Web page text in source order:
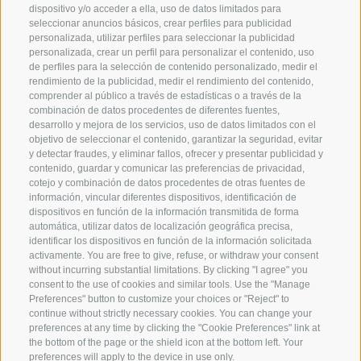
dispositivo y/o acceder a ella, uso de datos limitados para
seleccionar anuncios básicos, crear perfiles para publicidad
personalizada, utilizar perfiles para seleccionar la publicidad
personalizada, crear un perfil para personalizar el contenido, uso
de perfiles para la selección de contenido personalizado, medir el
rendimiento de la publicidad, medir el rendimiento del contenido,
comprender al público a través de estadísticas o a través de la
combinación de datos procedentes de diferentes fuentes,
desarrollo y mejora de los servicios, uso de datos limitados con el
objetivo de seleccionar el contenido, garantizar la seguridad, evitar
y detectar fraudes, y eliminar fallos, ofrecer y presentar publicidad y
contenido, guardar y comunicar las preferencias de privacidad,
cotejo y combinación de datos procedentes de otras fuentes de
información, vincular diferentes dispositivos, identificación de
dispositivos en función de la información transmitida de forma
automática, utilizar datos de localización geográfica precisa,
identificar los dispositivos en función de la información solicitada
activamente. You are free to give, refuse, or withdraw your consent
without incurring substantial limitations. By clicking "I agree" you
consent to the use of cookies and similar tools. Use the "Manage
Preferences" button to customize your choices or "Reject" to
continue without strictly necessary cookies. You can change your
preferences at any time by clicking the "Cookie Preferences" link at
the bottom of the page or the shield icon at the bottom left. Your
preferences will apply to the device in use only.
Origen
Experiencia
Sostenibilidad
Productos y Marcas
Código etico
Modelo de organización
Whistleblowing
SOCIAL MEDIA
LinkedIn